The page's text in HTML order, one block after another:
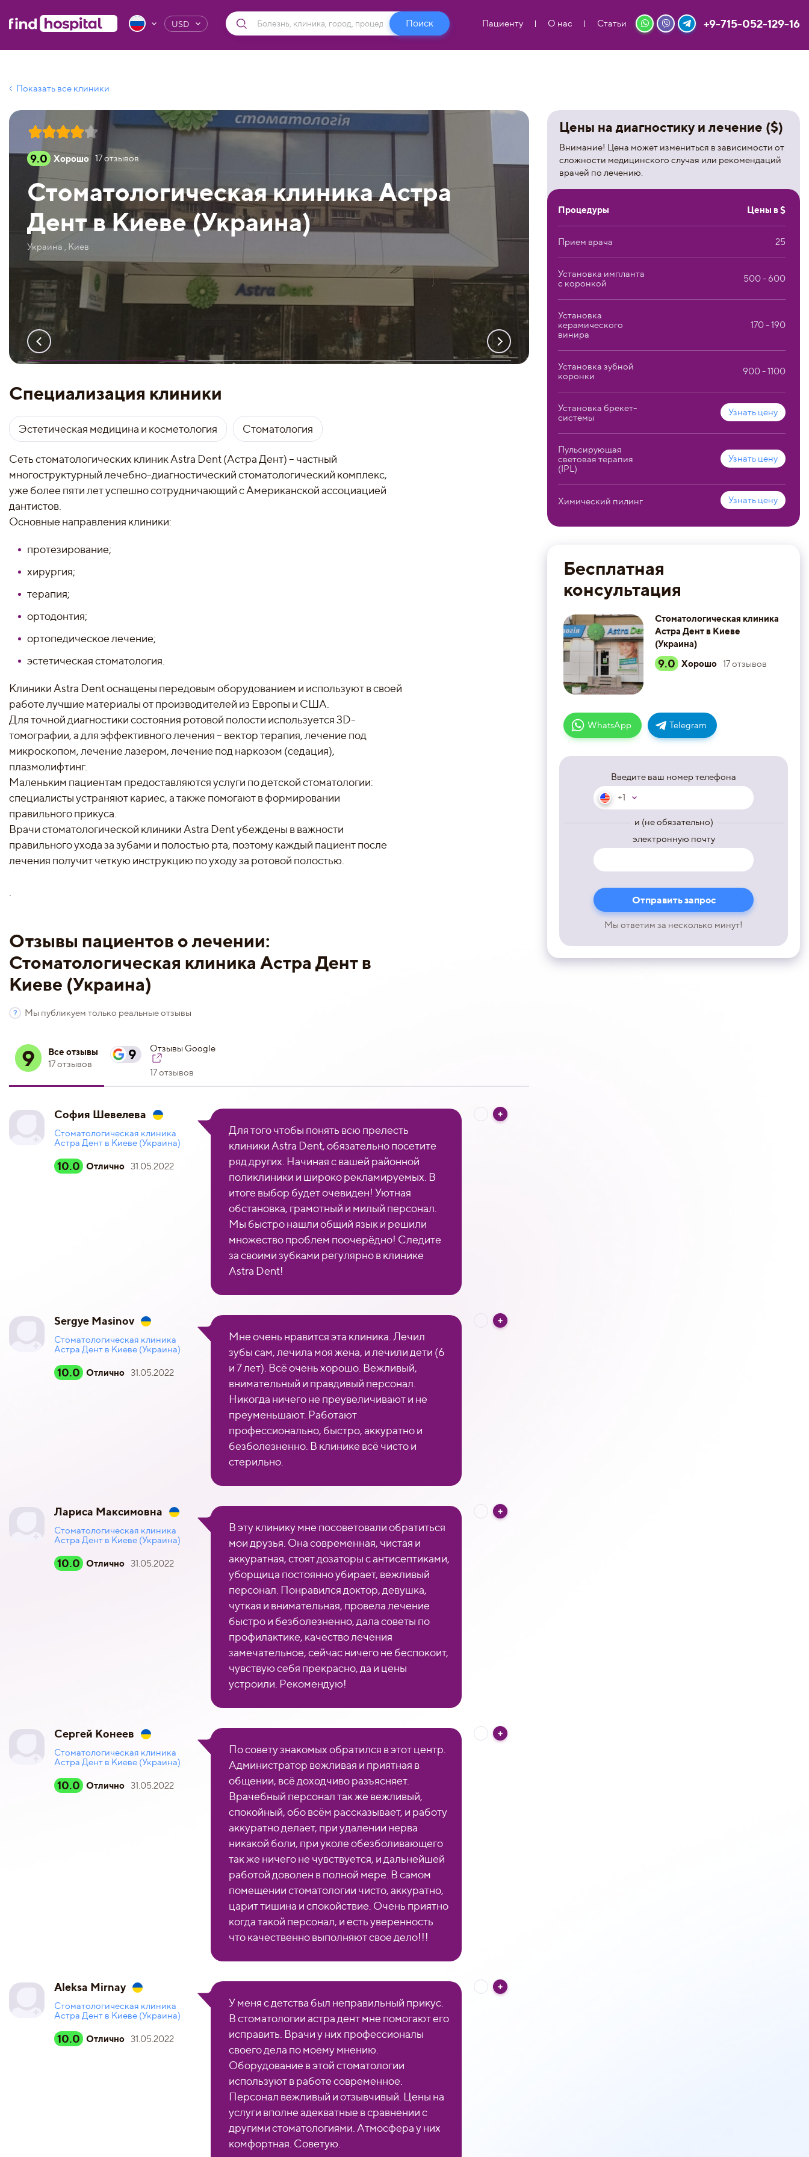
USD Пациенту О нас Статьи +9-715-052-129-16
Показать все клиники
Цены на диагностику и лечение ($)
Внимание! Цена может измениться в зависимости от
сложности медицинского случая или рекомендаций
врачей по лечению.
Процедуры Цены в $
Прием врача 25
Установка импланта
с коронкой
500 - 600
Установка
керамического
винира
170 - 190
Установка зубной
коронки
900 - 1100
Установка брекет-
системы
Узнать цену
Пульсирующая
световая терапия
(IPL)
Узнать цену
Химический пилинг Узнать цену
Бесплатная
консультация
Стоматологическая клиника
Астра Дент в Киеве
(Украина)
9.0 Хорошо 17отзывов
WhatsApp Telegram
Введите ваш номер телефона
+1
и (не обязательно)
электронную почту
Мы ответим за несколько минут!
9.0 Хорошо 17отзывов
Стоматологическая клиника Астра
Дент в Киеве (Украина)
Украина , Киев
Специализация клиники
Эстетическая медицина и косметология Стоматология
Сеть стоматологических клиник Astra Dent (Астра Дент) – частный
многоструктурный лечебно-диагностический стоматологический комплекс,
уже более пяти лет успешно сотрудничающий с Американской ассоциацией
дантистов.
Основные направления клиники:
протезирование;
хирургия;
терапия;
ортодонтия;
ортопедическое лечение;
эстетическая стоматология.
Клиники Astra Dent оснащены передовым оборудованием и используют в своей
работе лучшие материалы от производителей из Европы и США.
Для точной диагностики состояния ротовой полости используется 3D-
томографии, а для эффективного лечения – вектор терапия, лечение под
микроскопом, лечение лазером, лечение под наркозом (седация),
плазмолифтинг.
Маленьким пациентам предоставляются услуги по детской стоматологии:
специалисты устраняют кариес, а также помогают в формировании
правильного прикуса.
Врачи стоматологической клиники Astra Dent убеждены в важности
правильного ухода за зубами и полостью рта, поэтому каждый пациент после
лечения получит четкую инструкцию по уходу за ротовой полостью.
Отзывы пациентов о лечении:
Стоматологическая клиника Астра Дент в
Киеве (Украина)
Мы публикуем только реальные отзывы
9 Все отзывы
17 отзывов
9 Отзывы Google
17 отзывов
София Шевелева
Стоматологическая клиника
Астра Дент в Киеве (Украина)
10.0 Отлично 31.05.2022
Для того чтобы понять всю прелесть
клиники Astra Dent, обязательно посетите
ряд других. Начиная с вашей районной
поликлиники и широко рекламируемых. В
итоге выбор будет очевиден! Уютная
обстановка, грамотный и милый персонал.
Мы быстро нашли общий язык и решили
множество проблем поочерёдно! Следите
за своими зубками регулярно в клинике
Astra Dent!
Sergye Masinov
Стоматологическая клиника
Астра Дент в Киеве (Украина)
10.0 Отлично 31.05.2022
Мне очень нравится эта клиника. Лечил
зубы сам, лечила моя жена, и лечили дети (6
и 7 лет). Всё очень хорошо. Вежливый,
внимательный и правдивый персонал.
Никогда ничего не преувеличивают и не
преуменьшают. Работают
профессионально, быстро, аккуратно и
безболезненно. В клинике всё чисто и
стерильно.
Лариса Максимовна
Стоматологическая клиника
Астра Дент в Киеве (Украина)
10.0 Отлично 31.05.2022
В эту клинику мне посоветовали обратиться
мои друзья. Она современная, чистая и
аккуратная, стоят дозаторы с антисептиками,
уборщица постоянно убирает, вежливый
персонал. Понравился доктор, девушка,
чуткая и внимательная, провела лечение
быстро и безболезненно, дала советы по
профилактике, качество лечения
замечательное, сейчас ничего не беспокоит,
чувствую себя прекрасно, да и цены
устроили. Рекомендую!
Сергей Конеев
Стоматологическая клиника
Астра Дент в Киеве (Украина)
10.0 Отлично 31.05.2022
По совету знакомых обратился в этот центр.
Администратор вежливая и приятная в
общении, всё доходчиво разъясняет.
Врачебный персонал так же вежливый,
спокойный, обо всём рассказывает, и работу
аккуратно делает, при удалении нерва
никакой боли, при уколе обезболивающего
так же ничего не чувствуется, и дальнейшей
работой доволен в полной мере. В самом
помещении стоматологии чисто, аккуратно,
царит тишина и спокойствие. Очень приятно
когда такой персонал, и есть уверенность
что качественно выполняют свое дело!!!
Aleksa Mirnay
Стоматологическая клиника
Астра Дент в Киеве (Украина)
10.0 Отлично 31.05.2022
У меня с детства был неправильный прикус.
В стоматологии астра дент мне помогают его
исправить. Врачи у них профессионалы
своего дела по моему мнению.
Оборудование в этой стоматологии
используют в работе современное.
Персонал вежливый и отзывчивый. Цены на
услуги вполне адекватные в сравнении с
другими стоматологиями. Атмосфера у них
комфортная. Советую.